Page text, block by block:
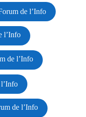
de l’Info
l’Info
de l’Info
de l’Info